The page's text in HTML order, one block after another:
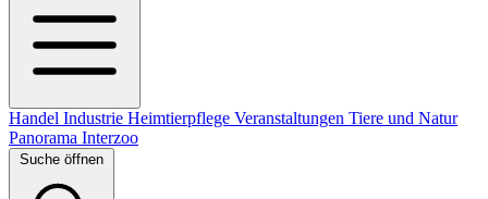
Handel Industrie Heimtierpflege Veranstaltungen Tiere und Natur
Panorama Interzoo
Suche öffnen